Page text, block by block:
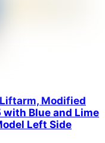
Modified
with Blue and Lime
Left Side